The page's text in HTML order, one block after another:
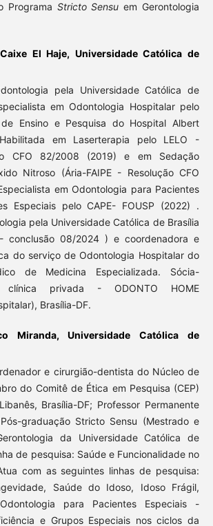
Programa Stricto Sensu em Gerontologia
El Haje, Universidade Católica de
pela Universidade Católica de
em Odontologia Hospitalar pelo
Ensino e Pesquisa do Hospital Albert
em Laserterapia pelo LELO -
CFO 82/2008 (2019) e em Sedação
Nitroso (Ária-FAIPE - Resolução CFO
em Odontologia para Pacientes
Especiais pelo CAPE- FOUSP (2022) .
pela Universidade Católica de Brasília
conclusão 08/2024 ) e coordenadora e
do serviço de Odontologia Hospitalar do
de Medicina Especializada. Sócia-
clínica privada - ODONTO HOME
Brasília-DF.
Miranda, Universidade Católica de
e cirurgião-dentista do Núcleo de
do Comitê de Ética em Pesquisa (CEP)
Brasília-DF; Professor Permanente
graduação Stricto Sensu (Mestrado e
da Universidade Católica de
de pesquisa: Saúde e Funcionalidade no
com as seguintes linhas de pesquisa:
Saúde do Idoso, Idoso Frágil,
para Pacientes Especiais -
e Grupos Especiais nos ciclos da